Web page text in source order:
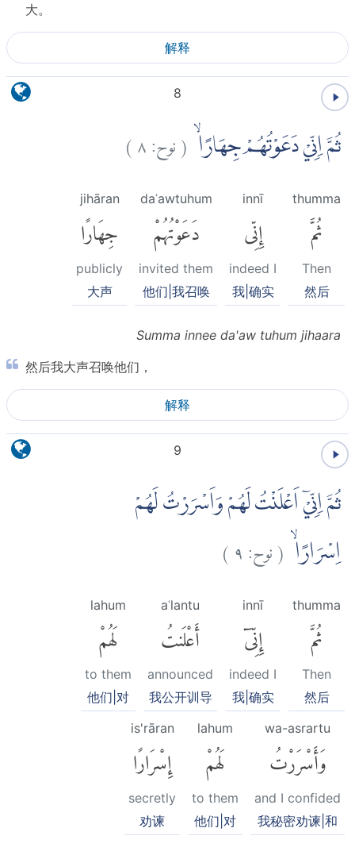
大。
解释
8
ثُمَّ اِنِّيْ دَعَوْتُهُمْ جِهَارًاۙ (نوح:٨)
thumma
ثُمَّ
Then
然后
innī
إِنِّى
indeed I
我|确实
daʿawtuhum
دَعَوْتُهُمْ
invited them
他们|我召唤
jihāran
جِهَارًا
publicly
大声
Summa innee da'aw tuhum jihaara
然后我大声召唤他们，
解释
9
ثُمَّ اِنِّيْٓ اَعْلَنْتُ لَهُمْ وَاَسْرَرْتُ لَهُمْ
اِسْرَارًاۙ (نوح:٩)
thumma
ثُمَّ
Then
然后
innī
إِنِّىٓ
indeed I
我|确实
aʿlantu
أَعْلَنتُ
announced
我公开训导
lahum
لَهُمْ
to them
他们|对
wa-asrartu
وَأَسْرَرْتُ
and I confided
我秘密劝谏|和
lahum
لَهُمْ
to them
他们|对
is'rāran
إِسْرَارًا
secretly
劝谏